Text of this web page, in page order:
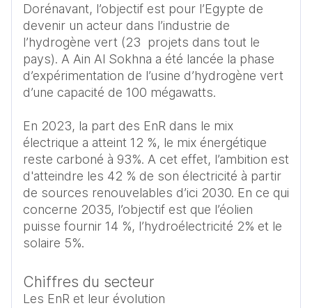
Dorénavant, l’objectif est pour l’Egypte de
devenir un acteur dans l’industrie de
l’hydrogène vert (23  projets dans tout le
pays). A Ain Al Sokhna a été lancée la phase
d’expérimentation de l’usine d’hydrogène vert
d’une capacité de 100 mégawatts.
En 2023, la part des EnR dans le mix
électrique a atteint 12 %, le mix énergétique
reste carboné à 93%. A cet effet, l’ambition est
d'atteindre les 42 % de son électricité à partir
de sources renouvelables d’ici 2030. En ce qui
concerne 2035, l’objectif est que l’éolien
puisse fournir 14 %, l’hydroélectricité 2% et le
solaire 5%.
Chiffres du secteur
Les EnR et leur évolution